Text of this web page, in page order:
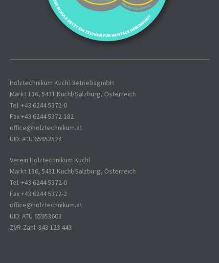
Holztechnikum Kuchl BetriebsgmbH
Markt 136, 5431 Kuchl/Salzburg, Österreich
Tel. +43 6244 5372-0
Fax +43 6244 5372-182
office@holztechnikum.at
UID: ATU 65952524
Verein Holztechnikum Kuchl
Markt 136, 5431 Kuchl/Salzburg, Österreich
Tel. +43 6244 5372-0
Fax +43 6244 5372-2
office@holztechnikum.at
UID: ATU 65953603
ZVR-Zahl: 843 123 443